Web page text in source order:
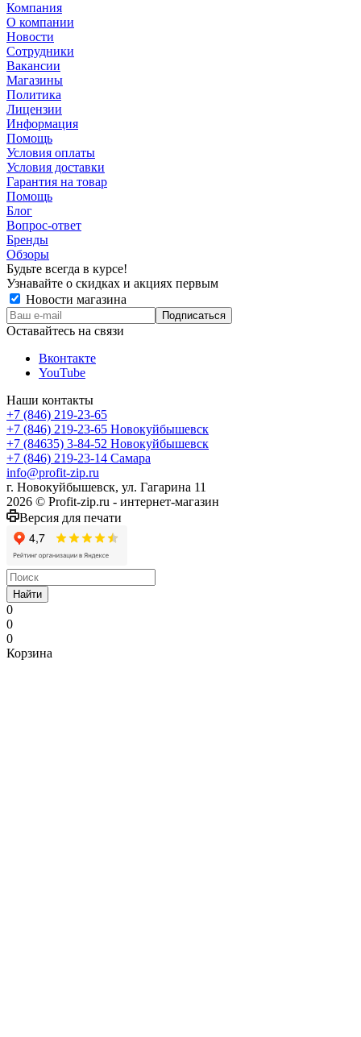
Компания
О компании
Новости
Сотрудники
Вакансии
Магазины
Политика
Лицензии
Информация
Помощь
Условия оплаты
Условия доставки
Гарантия на товар
Помощь
Блог
Вопрос-ответ
Бренды
Обзоры
Будьте всегда в курсе!
Узнавайте о скидках и акциях первым
Новости магазина
Оставайтесь на связи
Вконтакте
YouTube
Наши контакты
+7 (846) 219-23-65
+7 (846) 219-23-65 Новокуйбышевск
+7 (84635) 3-84-52 Новокуйбышевск
+7 (846) 219-23-14 Самара
info@profit-zip.ru
г. Новокуйбышевск, ул. Гагарина 11
2026 © Profit-zip.ru - интернет-магазин
Версия для печати
Найти
0
0
0
Корзина